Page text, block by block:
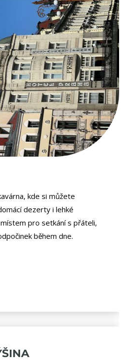
kde si můžete
dezerty i lehké
pro setkání s přáteli,
během dne.